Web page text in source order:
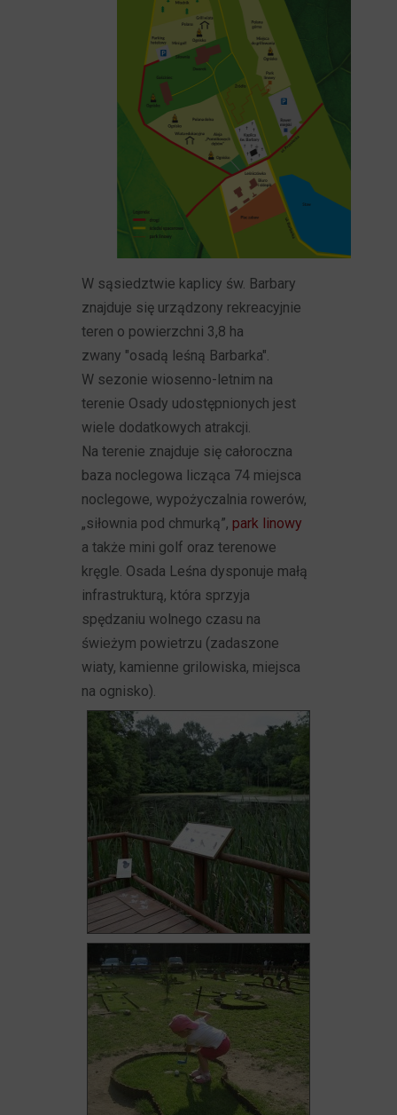
W sąsiedztwie kaplicy św. Barbary
znajduje się urządzony rekreacyjnie
teren o powierzchni 3,8 ha
zwany "osadą leśną Barbarka".
W sezonie wiosenno-letnim na
terenie Osady udostępnionych jest
wiele dodatkowych atrakcji.
Na terenie znajduje się całoroczna
baza noclegowa licząca 74 miejsca
noclegowe, wypożyczalnia rowerów,
„siłownia pod chmurką”, park linowy
a także mini golf oraz terenowe
kręgle. Osada Leśna dysponuje małą
infrastrukturą, która sprzyja
spędzaniu wolnego czasu na
świeżym powietrzu (zadaszone
wiaty, kamienne grilowiska, miejsca
na ognisko).